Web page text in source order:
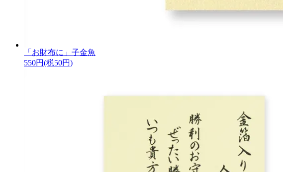
「お財布に」子金魚
550円(税50円)